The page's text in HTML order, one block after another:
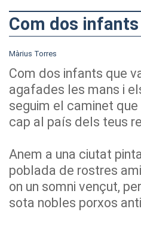
Com dos infants
Màrius Torres
Com dos infants que
agafades les mans i
seguim el caminet
cap al país dels teus
Anem a una ciutat
poblada de rostres
on un somni vençut,
sota nobles porxos